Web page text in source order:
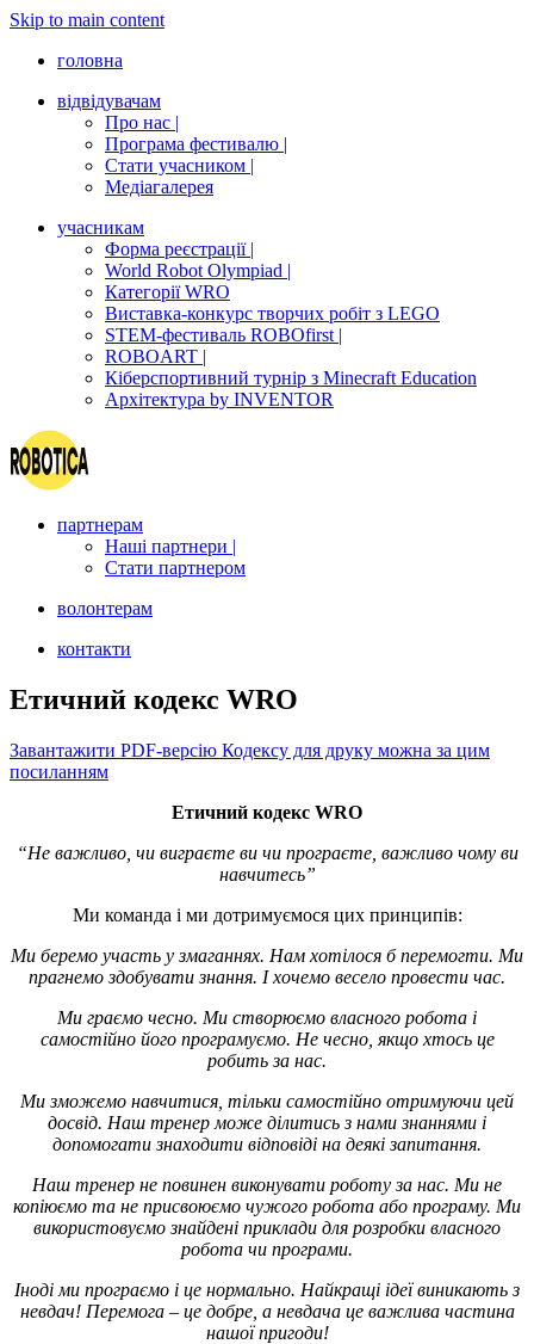
Skip to main content
головна
відвідувачам
Про нас |
Програма фестивалю |
Стати учасником |
Медіагалерея
учасникам
Форма реєстрації |
World Robot Olympiad |
Категорії WRO
Виставка-конкурс творчих робіт з LEGO
STEM-фестиваль ROBOfirst |
ROBOART |
Кіберспортивний турнір з Minecraft Education
Архітектура by INVENTOR
партнерам
Наші партнери |
Стати партнером
волонтерам
контакти
Етичний кодекс WRO
Завантажити PDF-версію Кодексу для друку можна за цим
посиланням
Етичний кодекс WRO
“Не важливо, чи виграєте ви чи програєте, важливо чому ви
навчитесь”
Ми команда і ми дотримуємося цих принципів:
Ми беремо участь у змаганнях. Нам хотілося б перемогти. Ми
прагнемо здобувати знання. І хочемо весело провести час.
Ми граємо чесно. Ми створюємо власного робота і
самостійно його програмуємо. Не чесно, якщо хтось це
робить за нас.
Ми зможемо навчитися, тільки самостійно отримуючи цей
досвід. Наш тренер може ділитись з нами знаннями і
допомогати знаходити відповіді на деякі запитання.
Наш тренер не повинен виконувати роботу за нас. Ми не
копіюємо та не присвоюємо чужого робота або програму. Ми
використовуємо знайдені приклади для розробки власного
робота чи програми.
Іноді ми програємо і це нормально. Найкращі ідеї виникають з
невдач! Перемога – це добре, а невдача це важлива частина
нашої пригоди!